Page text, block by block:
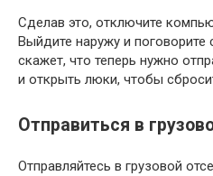
Сделав это, отключите
Выйдите наружу и
скажет, что теперь нужно
и открыть люки, чтобы
Отправиться в
Отправляйтесь в грузовой